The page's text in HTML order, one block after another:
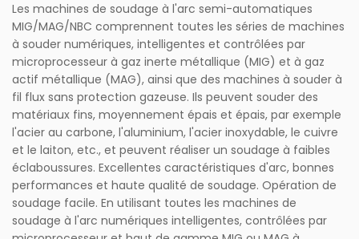
Les machines de soudage à l'arc semi-automatiques
MIG/MAG/NBC comprennent toutes les séries de machines
à souder numériques, intelligentes et contrôlées par
microprocesseur à gaz inerte métallique (MIG) et à gaz
actif métallique (MAG), ainsi que des machines à souder à
fil flux sans protection gazeuse. Ils peuvent souder des
matériaux fins, moyennement épais et épais, par exemple
l'acier au carbone, l'aluminium, l'acier inoxydable, le cuivre
et le laiton, etc., et peuvent réaliser un soudage à faibles
éclaboussures. Excellentes caractéristiques d'arc, bonnes
performances et haute qualité de soudage. Opération de
soudage facile. En utilisant toutes les machines de
soudage à l'arc numériques intelligentes, contrôlées par